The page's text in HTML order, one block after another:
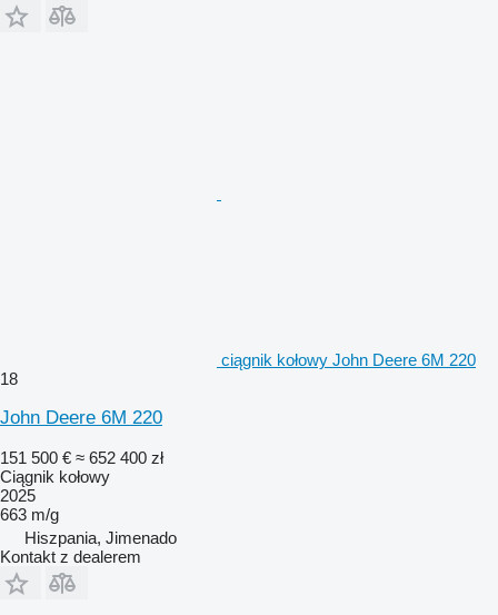
ciągnik kołowy John Deere 6M 220
18
John Deere 6M 220
151 500 € ≈ 652 400 zł
Ciągnik kołowy
2025
663 m/g
Hiszpania, Jimenado
Kontakt z dealerem